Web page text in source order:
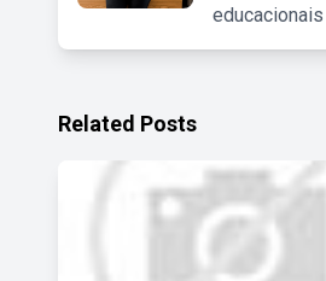
Related Posts